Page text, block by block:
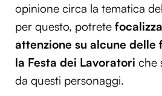
opinione circa la tematica
per questo, potrete
attenzione su alcune delle
la Festa dei Lavoratori che
da questi personaggi.